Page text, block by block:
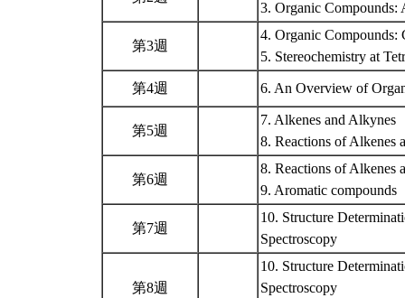
3. Organic Compounds:
第3週
4. Organic Compounds:
5. Stereochemistry at
第4週 6. An Overview of
第5週
7. Alkenes and Alkynes
8. Reactions of
第6週
8. Reactions of Alkenes
9. Aromatic compounds
第7週
10. Structure
Spectroscopy
第8週
10. Structure
Spectroscopy